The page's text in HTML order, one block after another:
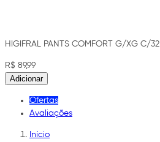
HIGIFRAL PANTS COMFORT G/XG C/32
R$ 89,99
Adicionar
Ofertas
Avaliações
Início